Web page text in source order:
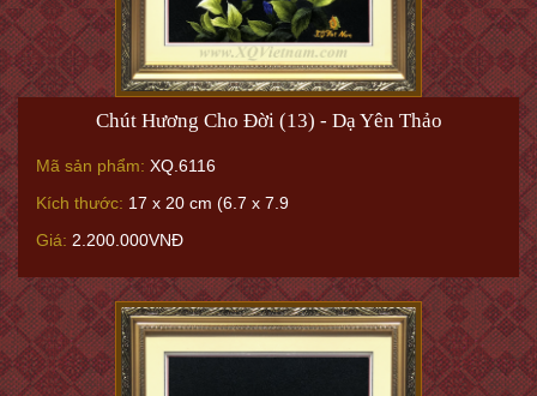
Chút Hương Cho Đời (13) - Dạ Yên Thảo
Mã sản phẩm: XQ.6116
Kích thước: 17 x 20 cm (6.7 x 7.9
Giá: 2.200.000VNĐ